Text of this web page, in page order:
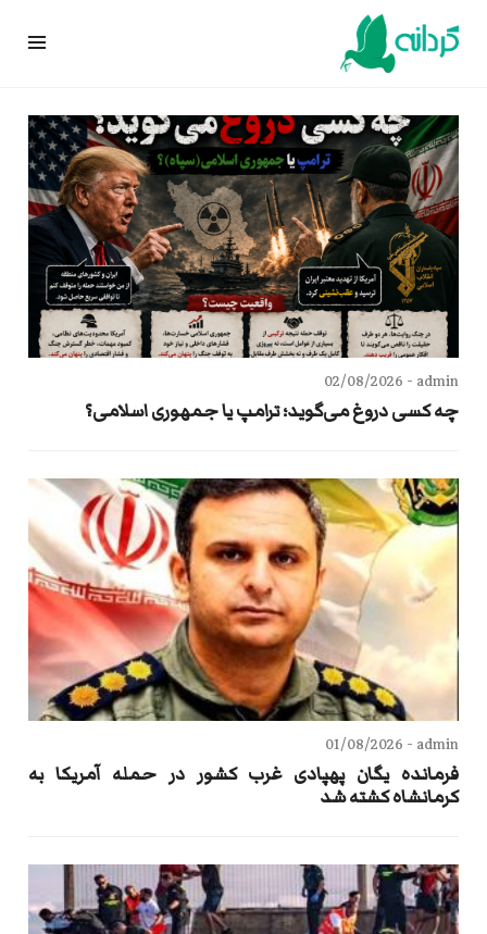
Skip
admin -
02/08/2026
چه کسی دروغ می‌گوید؛ ترامپ یا جمهوری اسلامی؟
admin -
01/08/2026
فرمانده یگان پهپادی غرب کشور در حمله آمریکا به
کرمانشاه کشته شد